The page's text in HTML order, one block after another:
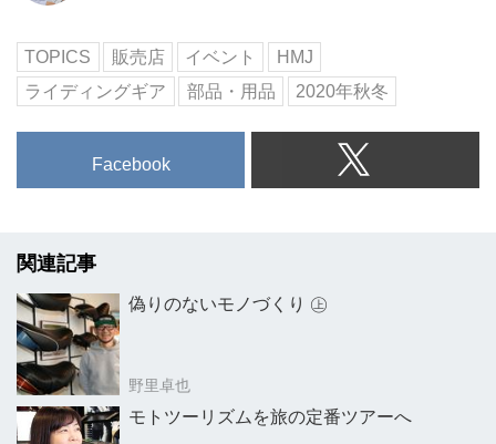
TOPICS 販売店 イベント
HMJ
ライディングギア
部品・用品 2020年秋冬
Facebook
関連記事
偽りのないモノづくり ㊤
野里卓也
モトツーリズムを旅の定番ツアーへ